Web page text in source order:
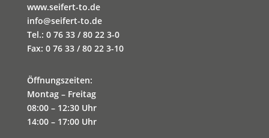
www.seifert-to.de
info@seifert-to.de
Tel.: 0 76 33 / 80 22 3-0
Fax: 0 76 33 / 80 22 3-10
Öffnungszeiten:
Montag – Freitag
08:00 – 12:30 Uhr
14:00 – 17:00 Uhr